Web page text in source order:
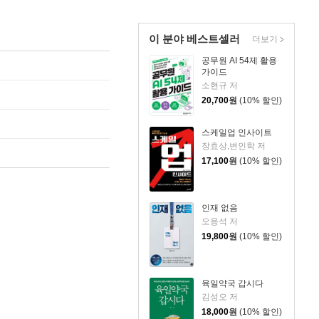
이 분야 베스트셀러
공무원 AI 54제 활용
가이드
소현규 저
20,700원 (10% 할인)
스케일업 인사이트
장효상,변인학 저
17,100원 (10% 할인)
인재 없음
오용석 저
19,800원 (10% 할인)
육일약국 갑시다
김성오 저
18,000원 (10% 할인)
더보기